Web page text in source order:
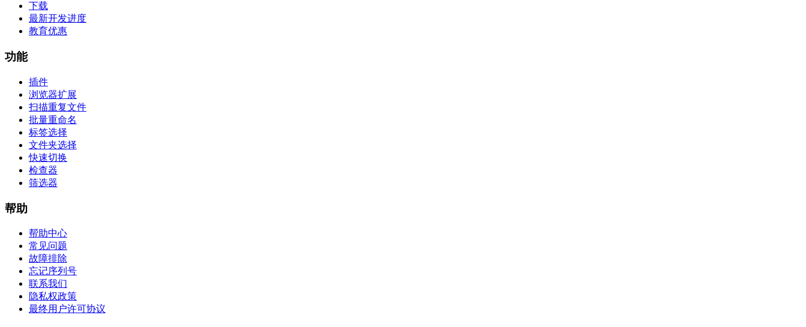
下载
最新开发进度
教育优惠
功能
插件
浏览器扩展
扫描重复文件
批量重命名
标签选择
文件夹选择
快速切换
检查器
筛选器
帮助
帮助中心
常见问题
故障排除
忘记序列号
联系我们
隐私权政策
最终用户许可协议